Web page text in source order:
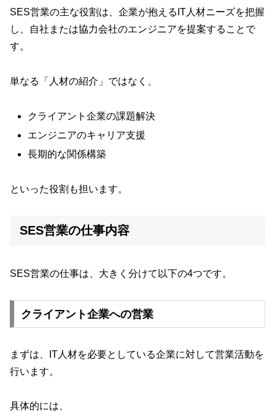
SES営業の主な役割は、企業が抱えるIT人材ニーズを把握
し、自社または協力会社のエンジニアを提案することで
す。
単なる「人材の紹介」ではなく、
クライアント企業の課題解決
エンジニアのキャリア支援
長期的な関係構築
といった役割も担います。
SES営業の仕事内容
SES営業の仕事は、大きく分けて以下の4つです。
クライアント企業への営業
まずは、IT人材を必要としている企業に対して営業活動を
行います。
具体的には、